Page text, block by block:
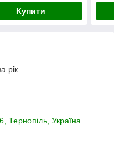
Купити
рік
Тернопіль, Україна